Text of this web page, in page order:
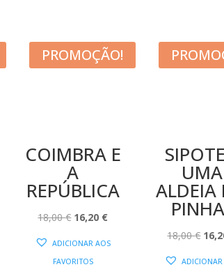
PROMOÇÃO!
COIMBRA E
A
REPÚBLICA
18,00€ O
16,20 €O
ADICIONAR AOS
FAVORITOS
UMA
ALDEIA
18,00€ O